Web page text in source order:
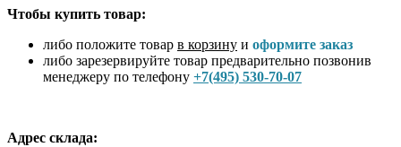
Чтобы купить товар:
либо положите товар в корзину и оформите заказ
либо зарезервируйте товар предварительно позвонив
менеджеру по телефону +7(495) 530-70-07
Адрес склада: